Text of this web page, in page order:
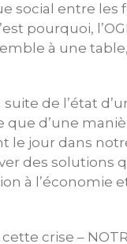
social entre les
pourquoi,
à une
de l’état
que d’une
le jour dans
des solutions
à l’économie
crise –